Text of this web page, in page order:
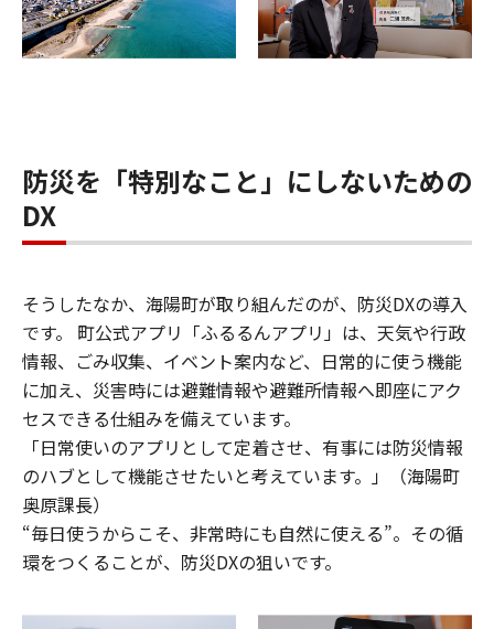
防災を「特別なこと」にしないための
DX
そうしたなか、海陽町が取り組んだのが、防災DXの導入
です。 町公式アプリ「ふるるんアプリ」は、天気や行政
情報、ごみ収集、イベント案内など、日常的に使う機能
に加え、災害時には避難情報や避難所情報へ即座にアク
セスできる仕組みを備えています。
「日常使いのアプリとして定着させ、有事には防災情報
のハブとして機能させたいと考えています。」（海陽町
奥原課長）
“毎日使うからこそ、非常時にも自然に使える”。その循
環をつくることが、防災DXの狙いです。